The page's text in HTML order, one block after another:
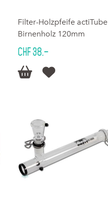
Filter-Holzpfeife actiTube
Birnenholz 120mm
CHF 38.–
 